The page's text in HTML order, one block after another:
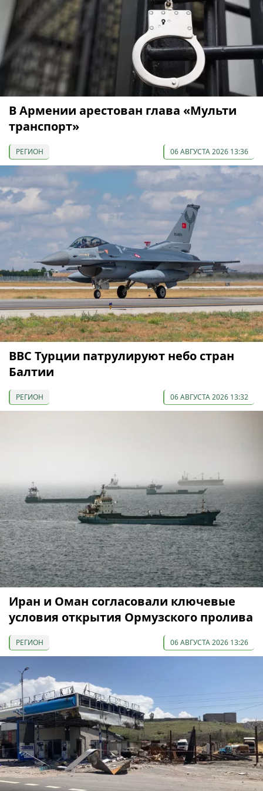
В Армении арестован глава «Мульти
транспорт»
РЕГИОН 06 АВГУСТА 2026 13:36
ВВС Турции патрулируют небо стран
Балтии
РЕГИОН 06 АВГУСТА 2026 13:32
Иран и Оман согласовали ключевые
условия открытия Ормузского пролива
РЕГИОН 06 АВГУСТА 2026 13:26